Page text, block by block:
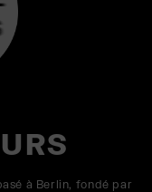
à Berlin, fondé par